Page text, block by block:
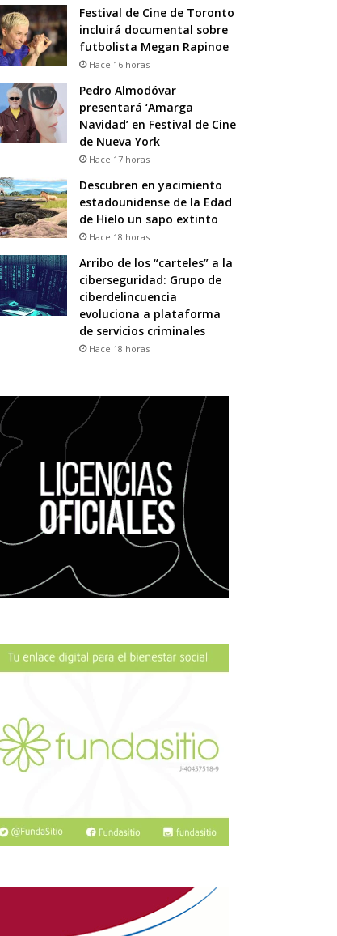
Festival de Cine de Toronto
incluirá documental sobre
futbolista Megan Rapinoe
Hace 16 horas
Pedro Almodóvar
presentará ‘Amarga
Navidad’ en Festival de Cine
de Nueva York
Hace 17 horas
Descubren en yacimiento
estadounidense de la Edad
de Hielo un sapo extinto
Hace 18 horas
Arribo de los “carteles” a la
ciberseguridad: Grupo de
ciberdelincuencia
evoluciona a plataforma
de servicios criminales
Hace 18 horas